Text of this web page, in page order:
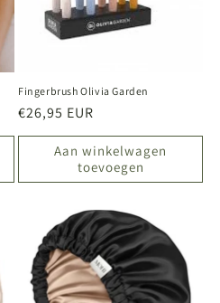
Fingerbrush Olivia Garden
Normale
prijs
€26,95 EUR
Aan winkelwagen
toevoegen